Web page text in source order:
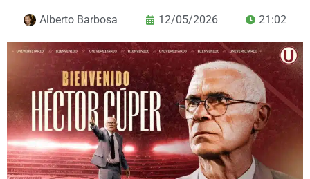
Alberto Barbosa 12/05/2026 21:02